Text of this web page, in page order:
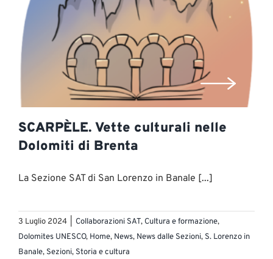
SCARPÈLE. Vette culturali nelle
Dolomiti di Brenta
La Sezione SAT di San Lorenzo in Banale [...]
3 Luglio 2024 Collaborazioni SAT, Cultura e formazione,
Dolomites UNESCO, Home, News, News dalle Sezioni, S. Lorenzo in
Banale, Sezioni, Storia e cultura